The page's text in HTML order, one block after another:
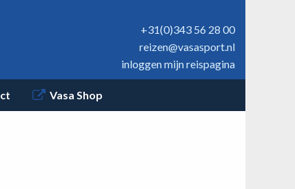
+31(0)343 56 28 00
reizen@vasasport.nl
inloggen mijn reispagina
Vasa Shop